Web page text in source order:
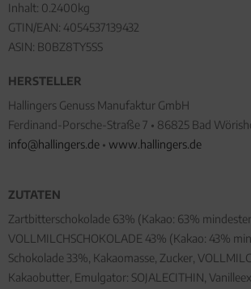
Inhalt: 0.2400kg
GTIN/EAN: 4054537139432
ASIN: B0BZ8TY5SS
HERSTELLER
Hallingers Genuss Manufaktur GmbH
Ferdinand-Porsche-Straße 7 • 86825 Bad
info@hallingers.de • www.hallingers.de
ZUTATEN
Zartbitterschokolade 63% (Kakao: 63%
VOLLMILCHSCHOKOLADE 43% (Kakao: 43%
Schokolade 33%, Kakaomasse, Zucker,
Kakaobutter, Emulgator: SOJALECITHIN,